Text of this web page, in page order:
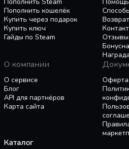
Confront the ZPCI's ever-
lurking dangers.
Choose your path wisely, as
your journey.
Пополнить кошелёк
Купить через подарок
Купить ключ
Гайды по Steam
Возврат
Отзывы
О компании
О сервисе
Блог
API для партнёров
Карта сайта
Оферта
Каталог